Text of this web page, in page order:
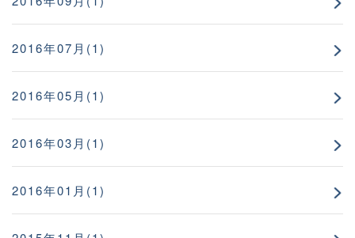
2016年07月(1)
2016年05月(1)
2016年03月(1)
2016年01月(1)